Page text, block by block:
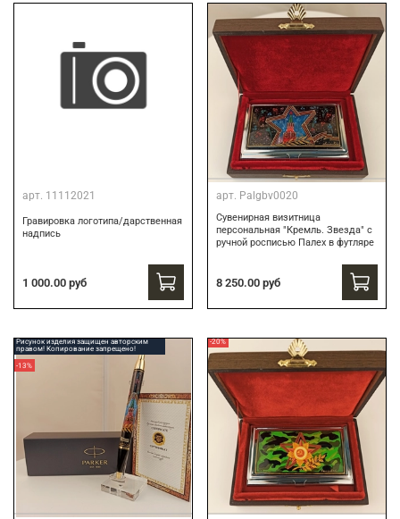
арт. 11112021
Гравировка логотипа/дарственная
надпись
1 000.00 руб
арт. Palgbv0020
Сувенирная визитница
персональная "Кремль. Звезда" с
ручной росписью Палех в футляре
8 250.00 руб
Рисунок изделия защищен авторским
правом! Копирование запрещено!
-13%
-20%